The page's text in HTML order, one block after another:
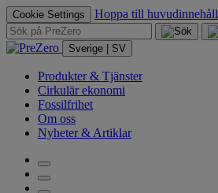
Cookie Settings Hoppa till huvudinnehåll
Sverige | SV
Produkter & Tjänster
Cirkulär ekonomi
Fossilfrihet
Om oss
Nyheter & Artiklar